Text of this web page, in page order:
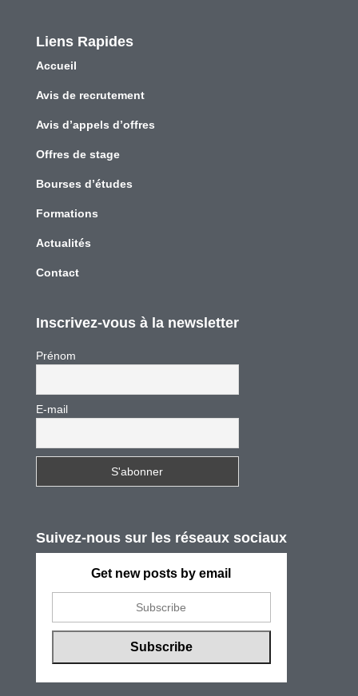
Liens Rapides
Accueil
Avis de recrutement
Avis d’appels d’offres
Offres de stage
Bourses d’études
Formations
Actualités
Contact
Inscrivez-vous à la newsletter
Prénom
E-mail
Suivez-nous sur les réseaux sociaux
Get new posts by email